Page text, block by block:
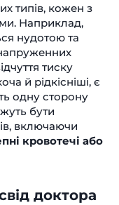
типів, кожен з
Наприклад,
нудотою та
тиску
й рідкісніші, є
одну сторону
бути
включаючи
кровотечі або
доктора